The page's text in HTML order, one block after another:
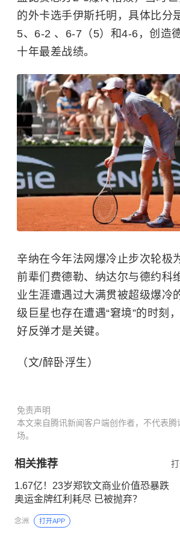
的外卡选手伊斯托明，具体比分
5、6-2 、6-7（5）和4-6，创造
十年最差战绩。
辛纳在今年法网爆冷止步次轮极
前辈们费德勒、纳达尔与德约科
业生涯遭遇过大满贯被超级爆冷
级巨星也存在遭遇“窘境”的时刻
好反弹才是关键。
（文/醉卧浮生）
免责声明
本文来自腾讯新闻客户端创作者，不代表腾
场。
相关推荐
1.67亿！23岁郑钦文商业价值恐暴跌
奥运金牌红利耗尽 已被抛弃？
念洲 打开APP